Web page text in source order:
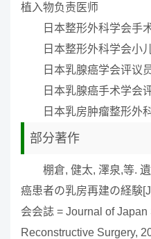
植入物负责医师
日本整形外科学会手
日本整形外科学会小
日本乳腺癌学会评议
日本乳腺癌手术学会
日本乳房肿瘤整形外
部分著作
棚倉, 健太, 澤泉,等.
癌患者の乳房再建の経験
会会誌 = Journal of
Reconstructive Surgery,